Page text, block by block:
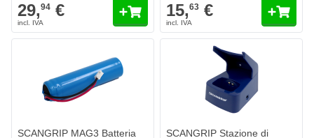
29,94 € 15,63 €
SCANGRIP MAG3 Batteria SCANGRIP Stazione di